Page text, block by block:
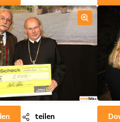
teilen